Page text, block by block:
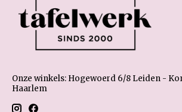
Onze winkels: Hogewoerd 6/8 Leiden -
Haarlem